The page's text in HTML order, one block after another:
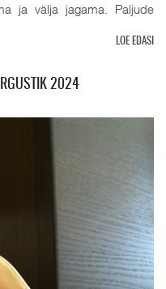
ja välja jagama. Paljude
LOE EDASI
2024